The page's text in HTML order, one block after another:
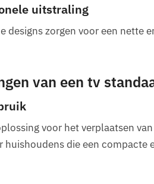
uitstraling
designs zorgen voor een nette
van een tv
voor het verplaatsen
huishoudens die een compacte